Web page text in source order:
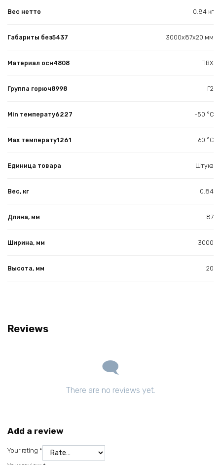
Вес нетто 0.84 кг
Габариты без5437 3000х87х20 мм
Материал осн4808 ПВХ
Группа горюч8998 Г2
Min температу6227 -50 °С
Max температу1261 60 °С
Единица товара Штука
Вес, кг 0.84
Длина, мм 87
Ширина, мм 3000
Высота, мм 20
Reviews
There are no reviews yet.
Add a review
Your rating *